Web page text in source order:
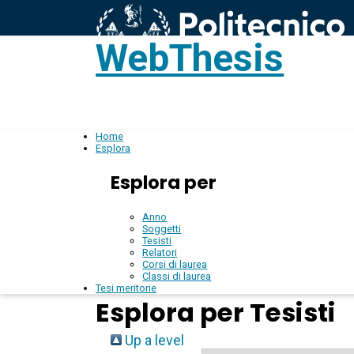
WebThesis
Home
Esplora
Esplora per
Anno
Soggetti
Tesisti
Relatori
Corsi di laurea
Classi di laurea
Tesi meritorie
Esplora per Tesisti
Up a level